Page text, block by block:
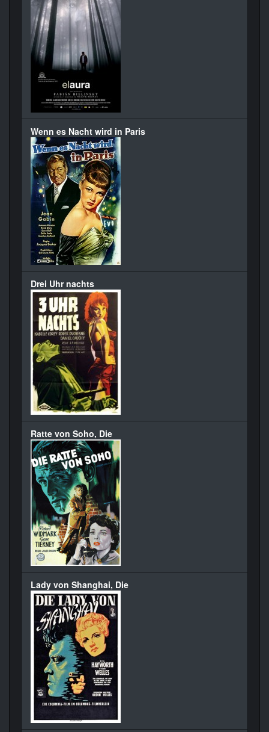
Wenn es Nacht wird in Paris
Drei Uhr nachts
Ratte von Soho, Die
Lady von Shanghai, Die